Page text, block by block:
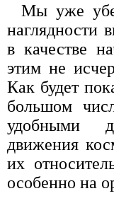
Мы уже
наглядности
в качестве
этим не
Как будет
большом
удобными
движения
их
особенно на